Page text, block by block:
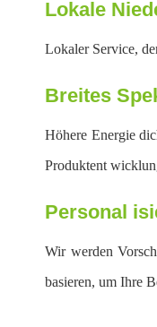
Lokale
Lokaler Service,
Breites
Höhere Energie
Produktent
Personal
Wir werden
basieren, um Ihre